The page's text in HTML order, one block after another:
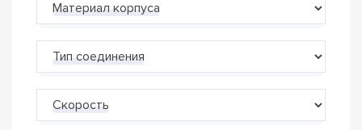
Материал корпуса
Тип соединения
Скорость